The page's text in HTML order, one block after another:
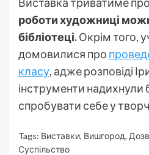
роботи художниці
бібліотеці.Окрім того,
домовилися про
класу, адже розповіді
інструменти надихнули
спробувати себе у
Tags: Виставки, Вишгород,
Суспільство